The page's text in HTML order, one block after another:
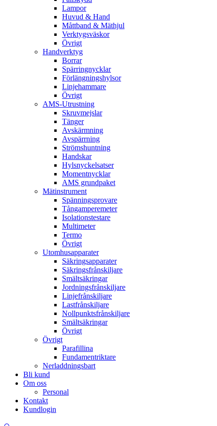
Lampor
Huvud & Hand
Måttband & Mäthjul
Verktygsväskor
Övrigt
Handverktyg
Borrar
Spärringnycklar
Förlängningshylsor
Linjehammare
Övrigt
AMS-Utrustning
Skruvmejslar
Tänger
Avskärmning
Avspärrning
Strömshuntning
Handskar
Hylsnyckelsatser
Momentnycklar
AMS grundpaket
Mätinstrument
Spänningsprovare
Tångamperemeter
Isolationstestare
Multimeter
Termo
Övrigt
Utomhusapparater
Säkringsapparater
Säkringsfrånskiljare
Smältsäkringar
Jordningsfrånskiljare
Linjefrånskiljare
Lastfrånskiljare
Nollpunktsfrånskiljare
Smältsäkringar
Övrigt
Övrigt
Parafillina
Fundamentriktare
Nerladdningsbart
Bli kund
Om oss
Personal
Kontakt
Kundlogin